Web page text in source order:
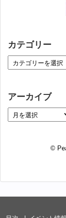
カテゴリー
アーカイブ
©